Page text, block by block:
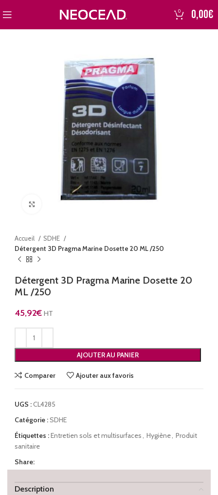
0 0,00€
Accueil
SDHE
Détergent 3D Pragma Marine Dosette 20 ML /250
Détergent 3D Pragma Marine Dosette 20
ML /250
45,92€ HT
AJOUTER AU PANIER
Comparer Ajouter aux favoris
UGS :CL4285
Catégorie :SDHE
Étiquettes :Entretien sols et multisurfaces, Hygiène, Produit
sanitaire
Share:
Description